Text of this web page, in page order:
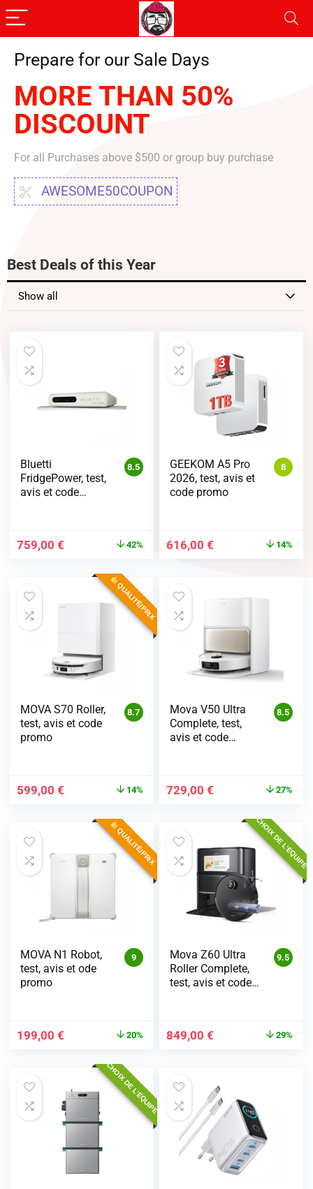
Prepare for our Sale Days
MORE THAN 50%
DISCOUNT
For all Purchases above $500 or group buy purchase
AWESOME50COUPON
Best Deals of this Year
Show all
8.5
Bluetti
FridgePower, test,
avis et code
759,00€ 42%
8
GEEKOM A5 Pro
2026, test, avis et
code promo
616,00€ 14%
QUALITÉ/PRIX
8.7
MOVA S70 Roller,
test, avis et code
promo
599,00€ 14%
8.5
Mova V50 Ultra
Complete, test,
avis et code
729,00€ 27%
QUALITÉ/PRIX
9
MOVA N1 Robot,
test, avis et ode
promo
199,00€ 20%
CHOIX DE L'ÉQUIPE
9.5
Mova Z60 Ultra
Roller Complete,
test, avis et code
849,00€ 29%
CHOIX DE L'ÉQUIPE